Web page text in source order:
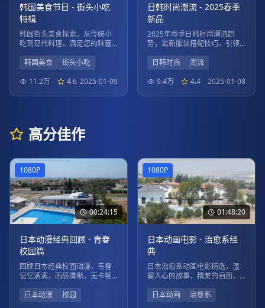
韩国美食节目 - 街头小吃
特辑
韩国街头美食探索，从传统小
吃到现代料理，满足您的味蕾
韩国美食
街头小吃
11.2万
4.6 2025-01-09
日韩时尚潮流 - 2025春季
新品
2025年春季日韩时尚潮流趋
势，最新服装搭配技巧，引领
日韩时尚
潮流
9.4万
4.4 2025-01-08
高分佳作
00:24:15
1080P
日本动漫经典回顾 - 青春
校园篇
回顾日本经典校园动漫，青春
记忆满满，画质清晰，无卡顿
日本动漫
校园
01:48:20
1080P
日本动画电影 - 治愈系经
典
日本治愈系动画电影精选，温
暖人心的故事，精美的画面，
日本动画
治愈系